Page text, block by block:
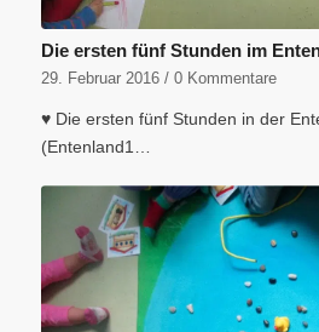
Die ersten fünf Stunden im
29. Februar 2016 / 0 Kommentare
♥ Die ersten fünf Stunden in der
(Entenland1…